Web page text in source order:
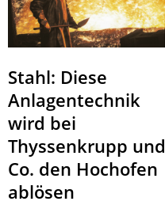
Stahl: Diese
Anlagentechnik
wird bei
Thyssenkrupp und
Co. den Hochofen
ablösen